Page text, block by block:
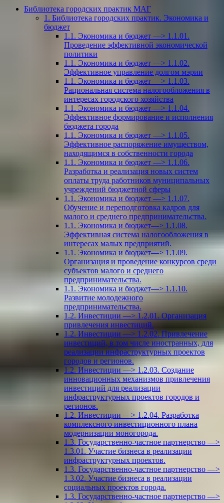
Библиотека городских практик МАГ
1. Библиотека городских практик. Экономика и
бюджет
1.1. Экономика и бюджет —> 1.1.01.
Проведение эффективной экономической
политики
1.1. Экономика и бюджет —> 1.1.02.
Эффективное управление долгом мэрии
1.1. Экономика и бюджет —> 1.1.03.
Рациональная система налогообложения в
интересах городского хозяйства
1.1. Экономика и бюджет —> 1.1.04.
Эффективное формирование и исполнения
бюджета города
1.1. Экономика и бюджет —> 1.1.05.
Эффективное распоряжение имуществом,
находящимся в собственности города
1.1. Экономика и бюджет —> 1.1.06.
Разработка и реализация новых систем
оплаты труда работников муниципальных
учреждений бюджетной сферы
1.1. Экономика и бюджет —> 1.1.07.
Обучение и переподготовка кадров для
малого и среднего предпринимательства.
1.1. Экономика и бюджет—> 1.1.08.
Эффективная система налогообложения в
интересах малых предприятий.
1.1. Экономика и бюджет—> 1.1.09.
Организация и проведение конкурсов среди
субъектов малого и среднего
предпринимательства.
1.1. Экономика и бюджет—> 1.1.10.
Развитие молодежного
предпринимательства.
1.2. Инвестиции —> 1.2.01. Организация
привлечения инвестиций.
1.2. Инвестиции —> 1.2.02. Привлечение
инвестиций, в том числе иностранных, для
реализации инфраструктурных проектов
городов и регионов.
1.2. Инвестиции —> 1.2.03. Создание
инновационных механизмов привлечения
инвестиций для реализации
инфраструктурных проектов городов и
регионов.
1.2. Инвестиции —> 1.2.04. Разработка
комплексного инвестиционного плана
модернизации моногорода.
1.3. Государственно-частное партнерство —>
1.3.01. Участие бизнеса в реализации
инфраструктурных проектов.
1.3. Государственно-частное партнерство —>
1.3.02. Участие бизнеса в реализации
социальных проектов города.
1.3. Государственно-частное партнерство —>